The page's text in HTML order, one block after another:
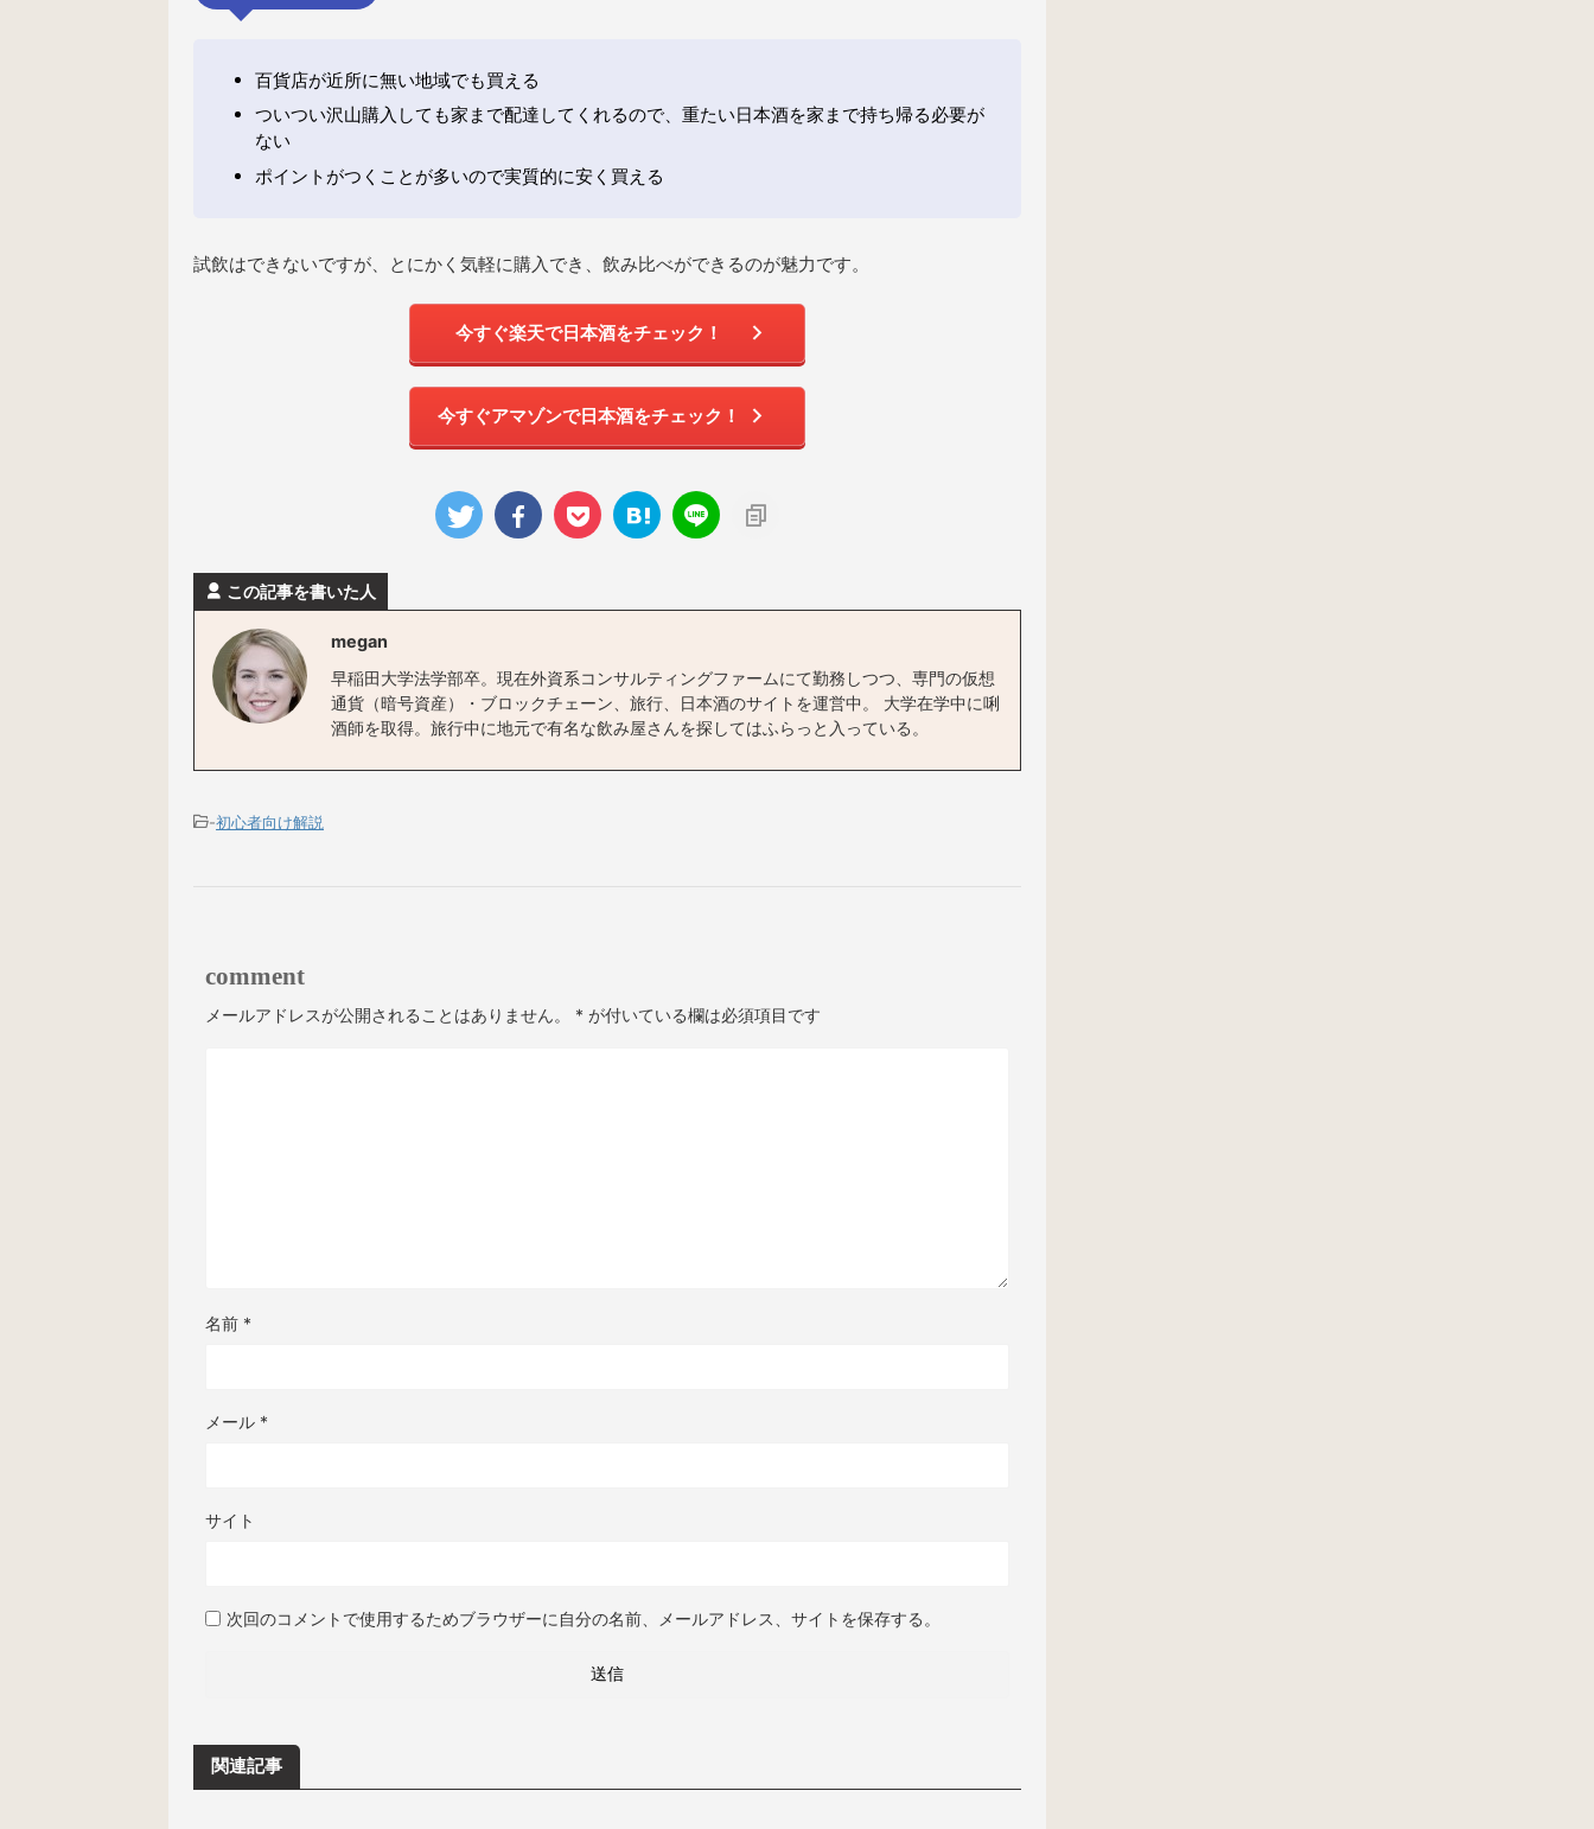
百貨店が近所に無い地域でも買える
ついつい沢山購入しても家まで配達してくれるので、重たい日本酒を家まで持ち帰る必要が
ない
ポイントがつくことが多いので実質的に安く買える
試飲はできないですが、とにかく気軽に購入でき、飲み比べができるのが魅力です。
今すぐ楽天で日本酒をチェック！
今すぐアマゾンで日本酒をチェック！
この記事を書いた人
megan
早稲田大学法学部卒。現在外資系コンサルティングファームにて勤務しつつ、専門の仮想
通貨（暗号資産）・ブロックチェーン、旅行、日本酒のサイトを運営中。 大学在学中に唎
酒師を取得。旅行中に地元で有名な飲み屋さんを探してはふらっと入っている。
-初心者向け解説
comment
メールアドレスが公開されることはありません。 * が付いている欄は必須項目です
名前 *
メール *
サイト
次回のコメントで使用するためブラウザーに自分の名前、メールアドレス、サイトを保存する。
関連記事